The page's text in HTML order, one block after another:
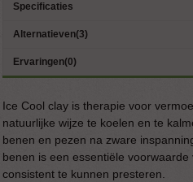
Specificaties
Alternatieven(3)
Ervaringen(0)
Ice Cool clay is therapie voor
natuurlijke wijze te koelen en te
benen en pezen na zware
benen is een essentiële
consistent te kunnen presteren.